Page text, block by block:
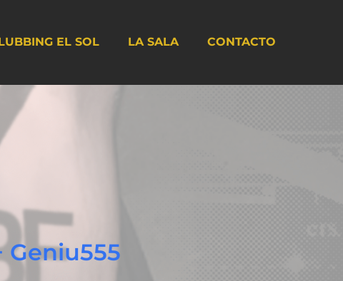
EL SOL LA SALA CONTACTO
Geniu555